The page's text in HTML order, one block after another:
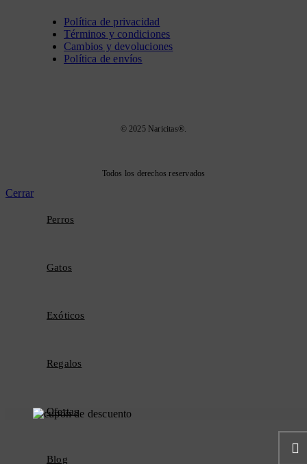
Política de privacidad
Términos y condiciones
Cambios y devoluciones
Política de envíos
© 2025 Naricitas®.
Todos los derechos reservados
Cerrar
Perros
Gatos
Exóticos
Regalos
Ofertas
Blog